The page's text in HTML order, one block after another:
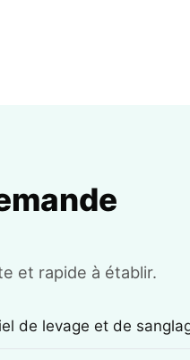
et rapide à établir.
de levage et de